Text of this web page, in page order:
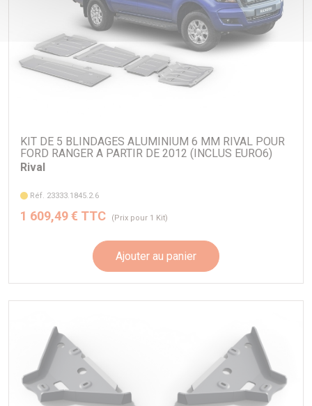
KIT DE 5 BLINDAGES ALUMINIUM 6 MM RIVAL POUR
FORD RANGER A PARTIR DE 2012 (INCLUS EURO6)
Rival
Réf. 23333.1845.2.6
1 609,49 € TTC (Prix pour 1 Kit)
Ajouter au panier